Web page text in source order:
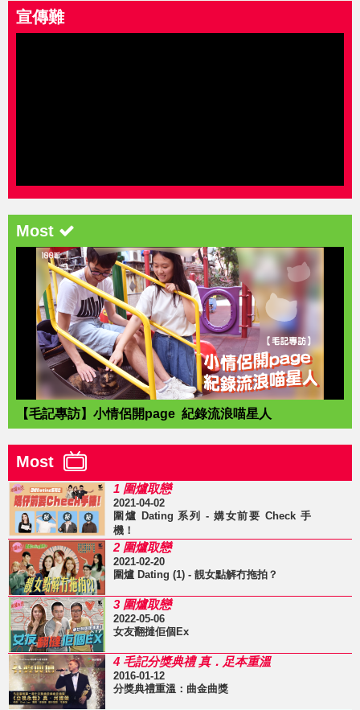
宣傳難
Most
【毛記專訪】小情侶開page 紀錄流浪喵星人
Most
1 圍爐取戀
2021-04-02
圍爐 Dating 系列 - 媾女前要 Check 手
機！
2 圍爐取戀
2021-02-20
圍爐 Dating (1) - 靚女點解冇拖拍？
3 圍爐取戀
2022-05-06
女友翻撻佢個Ex
4 毛記分獎典禮 真．足本重溫
2016-01-12
分獎典禮重溫：曲金曲獎